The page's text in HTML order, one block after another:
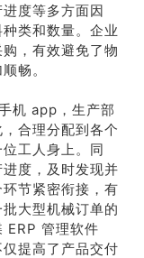
度等多方面因
类和数量。企业
，有效避免了物
畅。
机 app，生产部
合理分配到各个
工人身上。同
度，及时发现并
节紧密衔接，有
大型机械订单的
ERP 管理软件
提高了产品交付